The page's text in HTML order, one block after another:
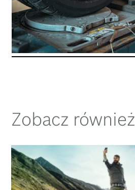
Zobacz również